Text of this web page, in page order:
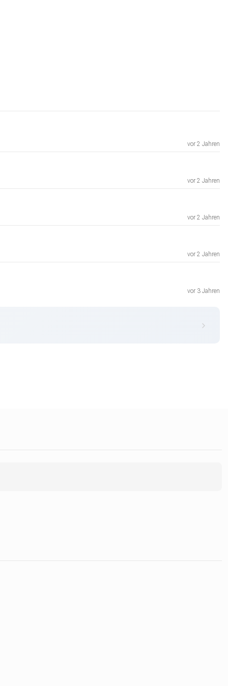
vor 2 Jahren
vor 2 Jahren
vor 2 Jahren
vor 2 Jahren
vor 3 Jahren